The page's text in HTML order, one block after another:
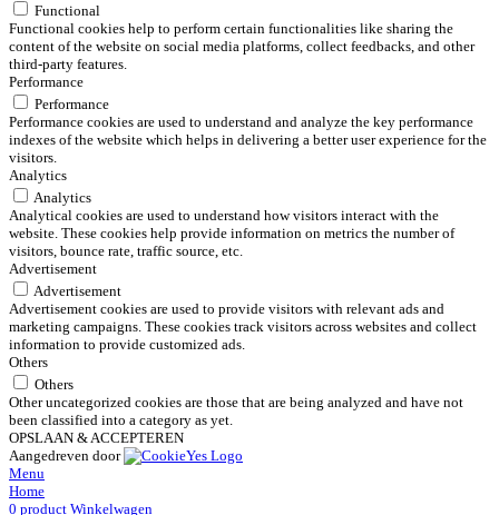
Functional
Functional cookies help to perform certain functionalities like sharing the
content of the website on social media platforms, collect feedbacks, and other
third-party features.
Performance
Performance
Performance cookies are used to understand and analyze the key performance
indexes of the website which helps in delivering a better user experience for the
visitors.
Analytics
Analytics
Analytical cookies are used to understand how visitors interact with the
website. These cookies help provide information on metrics the number of
visitors, bounce rate, traffic source, etc.
Advertisement
Advertisement
Advertisement cookies are used to provide visitors with relevant ads and
marketing campaigns. These cookies track visitors across websites and collect
information to provide customized ads.
Others
Others
Other uncategorized cookies are those that are being analyzed and have not
been classified into a category as yet.
OPSLAAN & ACCEPTEREN
Aangedreven door
Menu
Home
0 product Winkelwagen